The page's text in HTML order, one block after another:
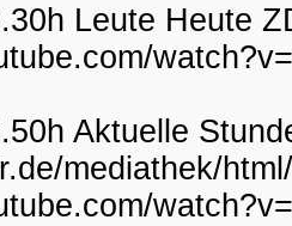
Leute Heute
Aktuelle
mediathek/